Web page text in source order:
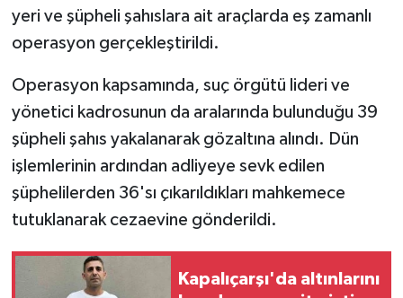
yeri ve şüpheli şahıslara ait araçlarda eş zamanlı
operasyon gerçekleştirildi.
Operasyon kapsamında, suç örgütü lideri ve
yönetici kadrosunun da aralarında bulunduğu 39
şüpheli şahıs yakalanarak gözaltına alındı. Dün
işlemlerinin ardından adliyeye sevk edilen
şüphelilerden 36'sı çıkarıldıkları mahkemece
tutuklanarak cezaevine gönderildi.
Kapalıçarşı'da altınlarını